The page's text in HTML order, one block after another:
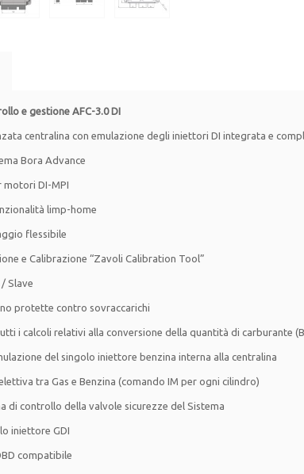
e gestione AFC-3.0 DI
centralina con emulazione degli iniettori DI integrata e
Bora Advance
motori DI-MPI
limp-home
flessibile
e Calibrazione “Zavoli Calibration Tool”
Slave
protette contro sovraccarichi
i calcoli relativi alla conversione della quantità di carburante
del singolo iniettore benzina interna alla centralina
tra Gas e Benzina (comando IM per ogni cilindro)
di controllo della valvole sicurezze del Sistema
iniettore GDI
compatibile